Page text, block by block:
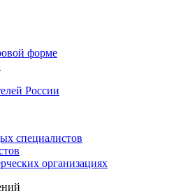
форме
России
специалистов
организациях